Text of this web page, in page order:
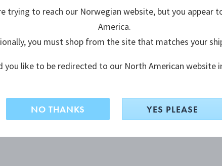
trying to reach our Norwegian website, but you appear
America.
you must shop from the site that matches your
you like to be redirected to our North American website
NO THANKS YES PLEASE